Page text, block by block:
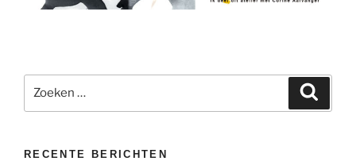
naar:
RECENTE BERICHTEN